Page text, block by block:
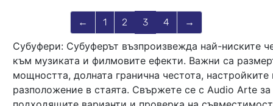
← 1 2 3 4 →
Субуфери: Субуферът възпроизвежда най-ниските
към музиката и филмовите ефекти. Важни са
мощността, долната гранична честота,
разположение в стаята. Свържете се с Audio Arte за